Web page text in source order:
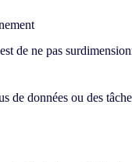
est de ne pas
de données ou des